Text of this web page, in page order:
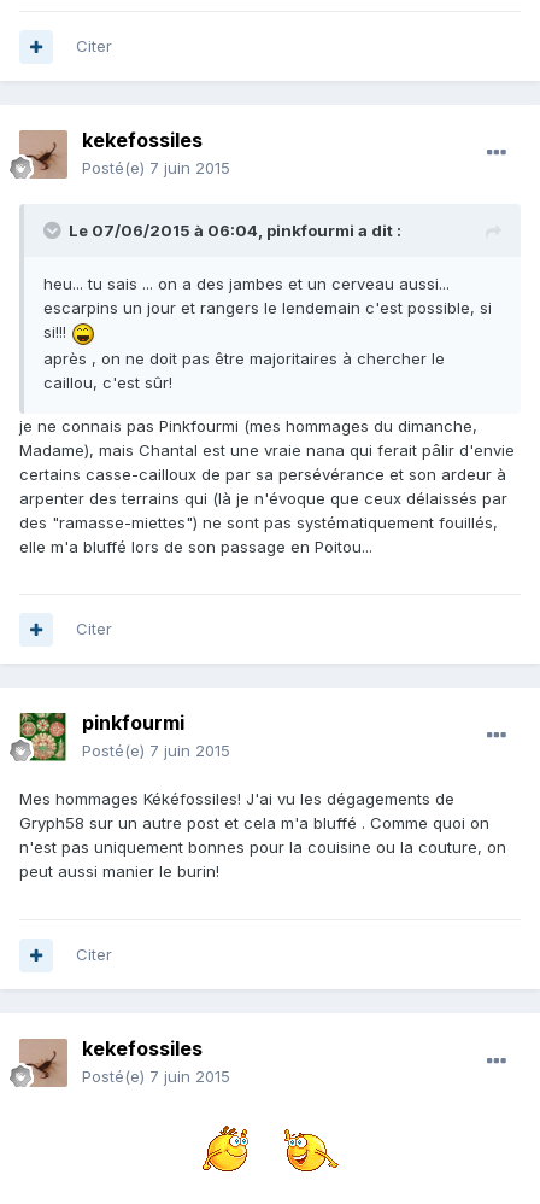
Citer
kekefossiles
Posté(e) 7 juin 2015
Le 07/06/2015 à 06:04, pinkfourmi a dit :
heu... tu sais ... on a des jambes et un cerveau aussi...
escarpins un jour et rangers le lendemain c'est possible, si
si!!!
après , on ne doit pas être majoritaires à chercher le
caillou, c'est sûr!
je ne connais pas Pinkfourmi (mes hommages du dimanche,
Madame), mais Chantal est une vraie nana qui ferait pâlir d'envie
certains casse-cailloux de par sa persévérance et son ardeur à
arpenter des terrains qui (là je n'évoque que ceux délaissés par
des "ramasse-miettes") ne sont pas systématiquement fouillés,
elle m'a bluffé lors de son passage en Poitou...
Citer
pinkfourmi
Posté(e) 7 juin 2015
Mes hommages Kékéfossiles! J'ai vu les dégagements de
Gryph58 sur un autre post et cela m'a bluffé . Comme quoi on
n'est pas uniquement bonnes pour la couisine ou la couture, on
peut aussi manier le burin!
Citer
kekefossiles
Posté(e) 7 juin 2015